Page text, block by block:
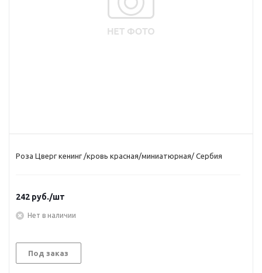
Роза Цверг кенинг /кровь красная/миниатюрная/ Сербия
242 руб./шт
Нет в наличии
Под заказ